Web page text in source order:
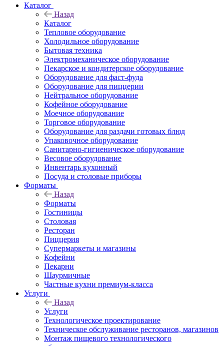
Каталог
Назад
Каталог
Тепловое оборудование
Холодильное оборудование
Бытовая техника
Электромеханическое оборудование
Пекарское и кондитерское оборудование
Оборудование для фаст-фуда
Оборудование для пиццерии
Нейтральное оборудование
Кофейное оборудование
Моечное оборудование
Торговое оборудование
Оборудование для раздачи готовых блюд
Упаковочное оборудование
Санитарно-гигиеническое оборудование
Весовое оборудование
Инвентарь кухонный
Посуда и столовые приборы
Форматы
Назад
Форматы
Гостиницы
Столовая
Ресторан
Пиццерия
Супермаркеты и магазины
Кофейни
Пекарни
Шаурмичные
Частные кухни премиум-класса
Услуги
Назад
Услуги
Технологическое проектирование
Техническое обслуживание ресторанов, магазинов
Монтаж пищевого технологического